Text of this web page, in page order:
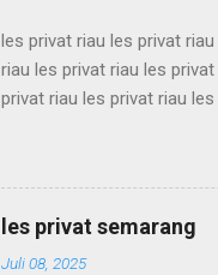
les privat riau les privat
riau les privat riau les
privat riau les privat riau
riau les privat riau les
privat riau les privat riau
les privat riau les privat
les privat semarang
Juli 08, 2025